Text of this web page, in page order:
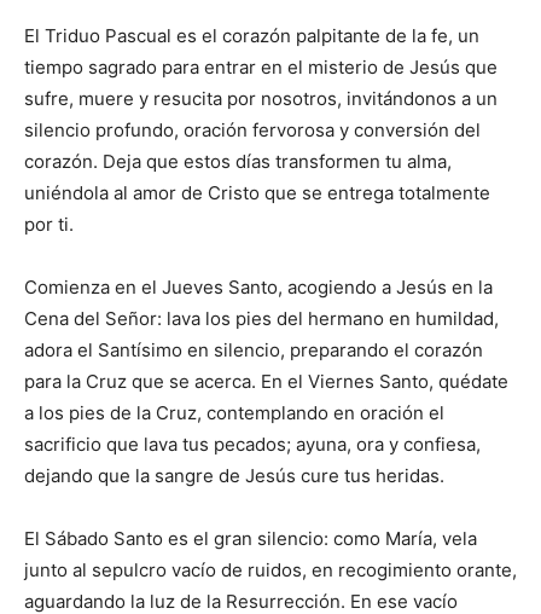
El Triduo Pascual es el corazón palpitante de la fe, un
tiempo sagrado para entrar en el misterio de Jesús que
sufre, muere y resucita por nosotros, invitándonos a un
silencio profundo, oración fervorosa y conversión del
corazón. Deja que estos días transformen tu alma,
uniéndola al amor de Cristo que se entrega totalmente
por ti.
Comienza en el Jueves Santo, acogiendo a Jesús en la
Cena del Señor: lava los pies del hermano en humildad,
adora el Santísimo en silencio, preparando el corazón
para la Cruz que se acerca. En el Viernes Santo, quédate
a los pies de la Cruz, contemplando en oración el
sacrificio que lava tus pecados; ayuna, ora y confiesa,
dejando que la sangre de Jesús cure tus heridas.
El Sábado Santo es el gran silencio: como María, vela
junto al sepulcro vacío de ruidos, en recogimiento orante,
aguardando la luz de la Resurrección. En ese vacío